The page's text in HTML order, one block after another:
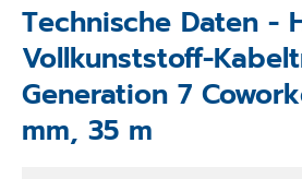
Technische Daten -
Vollkunststoff-
Generation 7
mm, 35 m